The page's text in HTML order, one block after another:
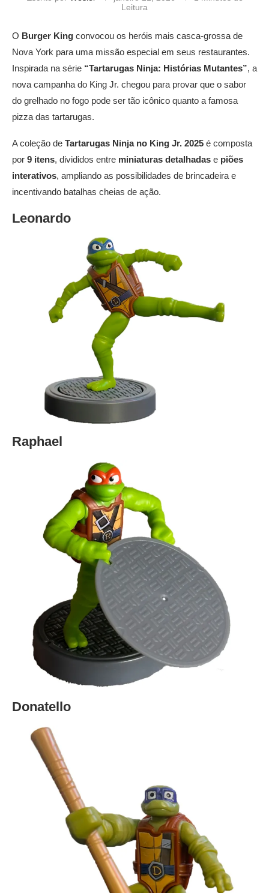
Leitura
O Burger King convocou os heróis mais casca-grossa de
Nova York para uma missão especial em seus restaurantes.
Inspirada na série “Tartarugas Ninja: Histórias Mutantes”, a
nova campanha do King Jr. chegou para provar que o sabor
do grelhado no fogo pode ser tão icônico quanto a famosa
pizza das tartarugas.
A coleção de Tartarugas Ninja no King Jr. 2025 é composta
por 9 itens, divididos entre miniaturas detalhadas e piões
interativos, ampliando as possibilidades de brincadeira e
incentivando batalhas cheias de ação.
Leonardo
Raphael
Donatello